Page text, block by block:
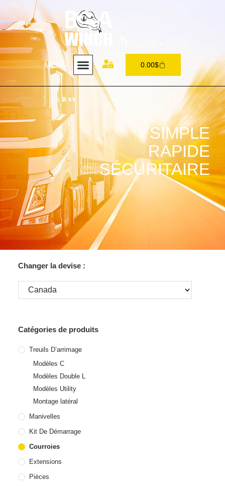
MENU 0.00$
SIMPLE
RAPIDE
SÉCURITAIRE
Changer la devise :
Catégories de produits
Treuils D’arrimage
Modèles C
Modèles Double L
Modèles Utility
Montage latéral
Manivelles
Kit De Démarrage
Courroies
Extensions
Pièces